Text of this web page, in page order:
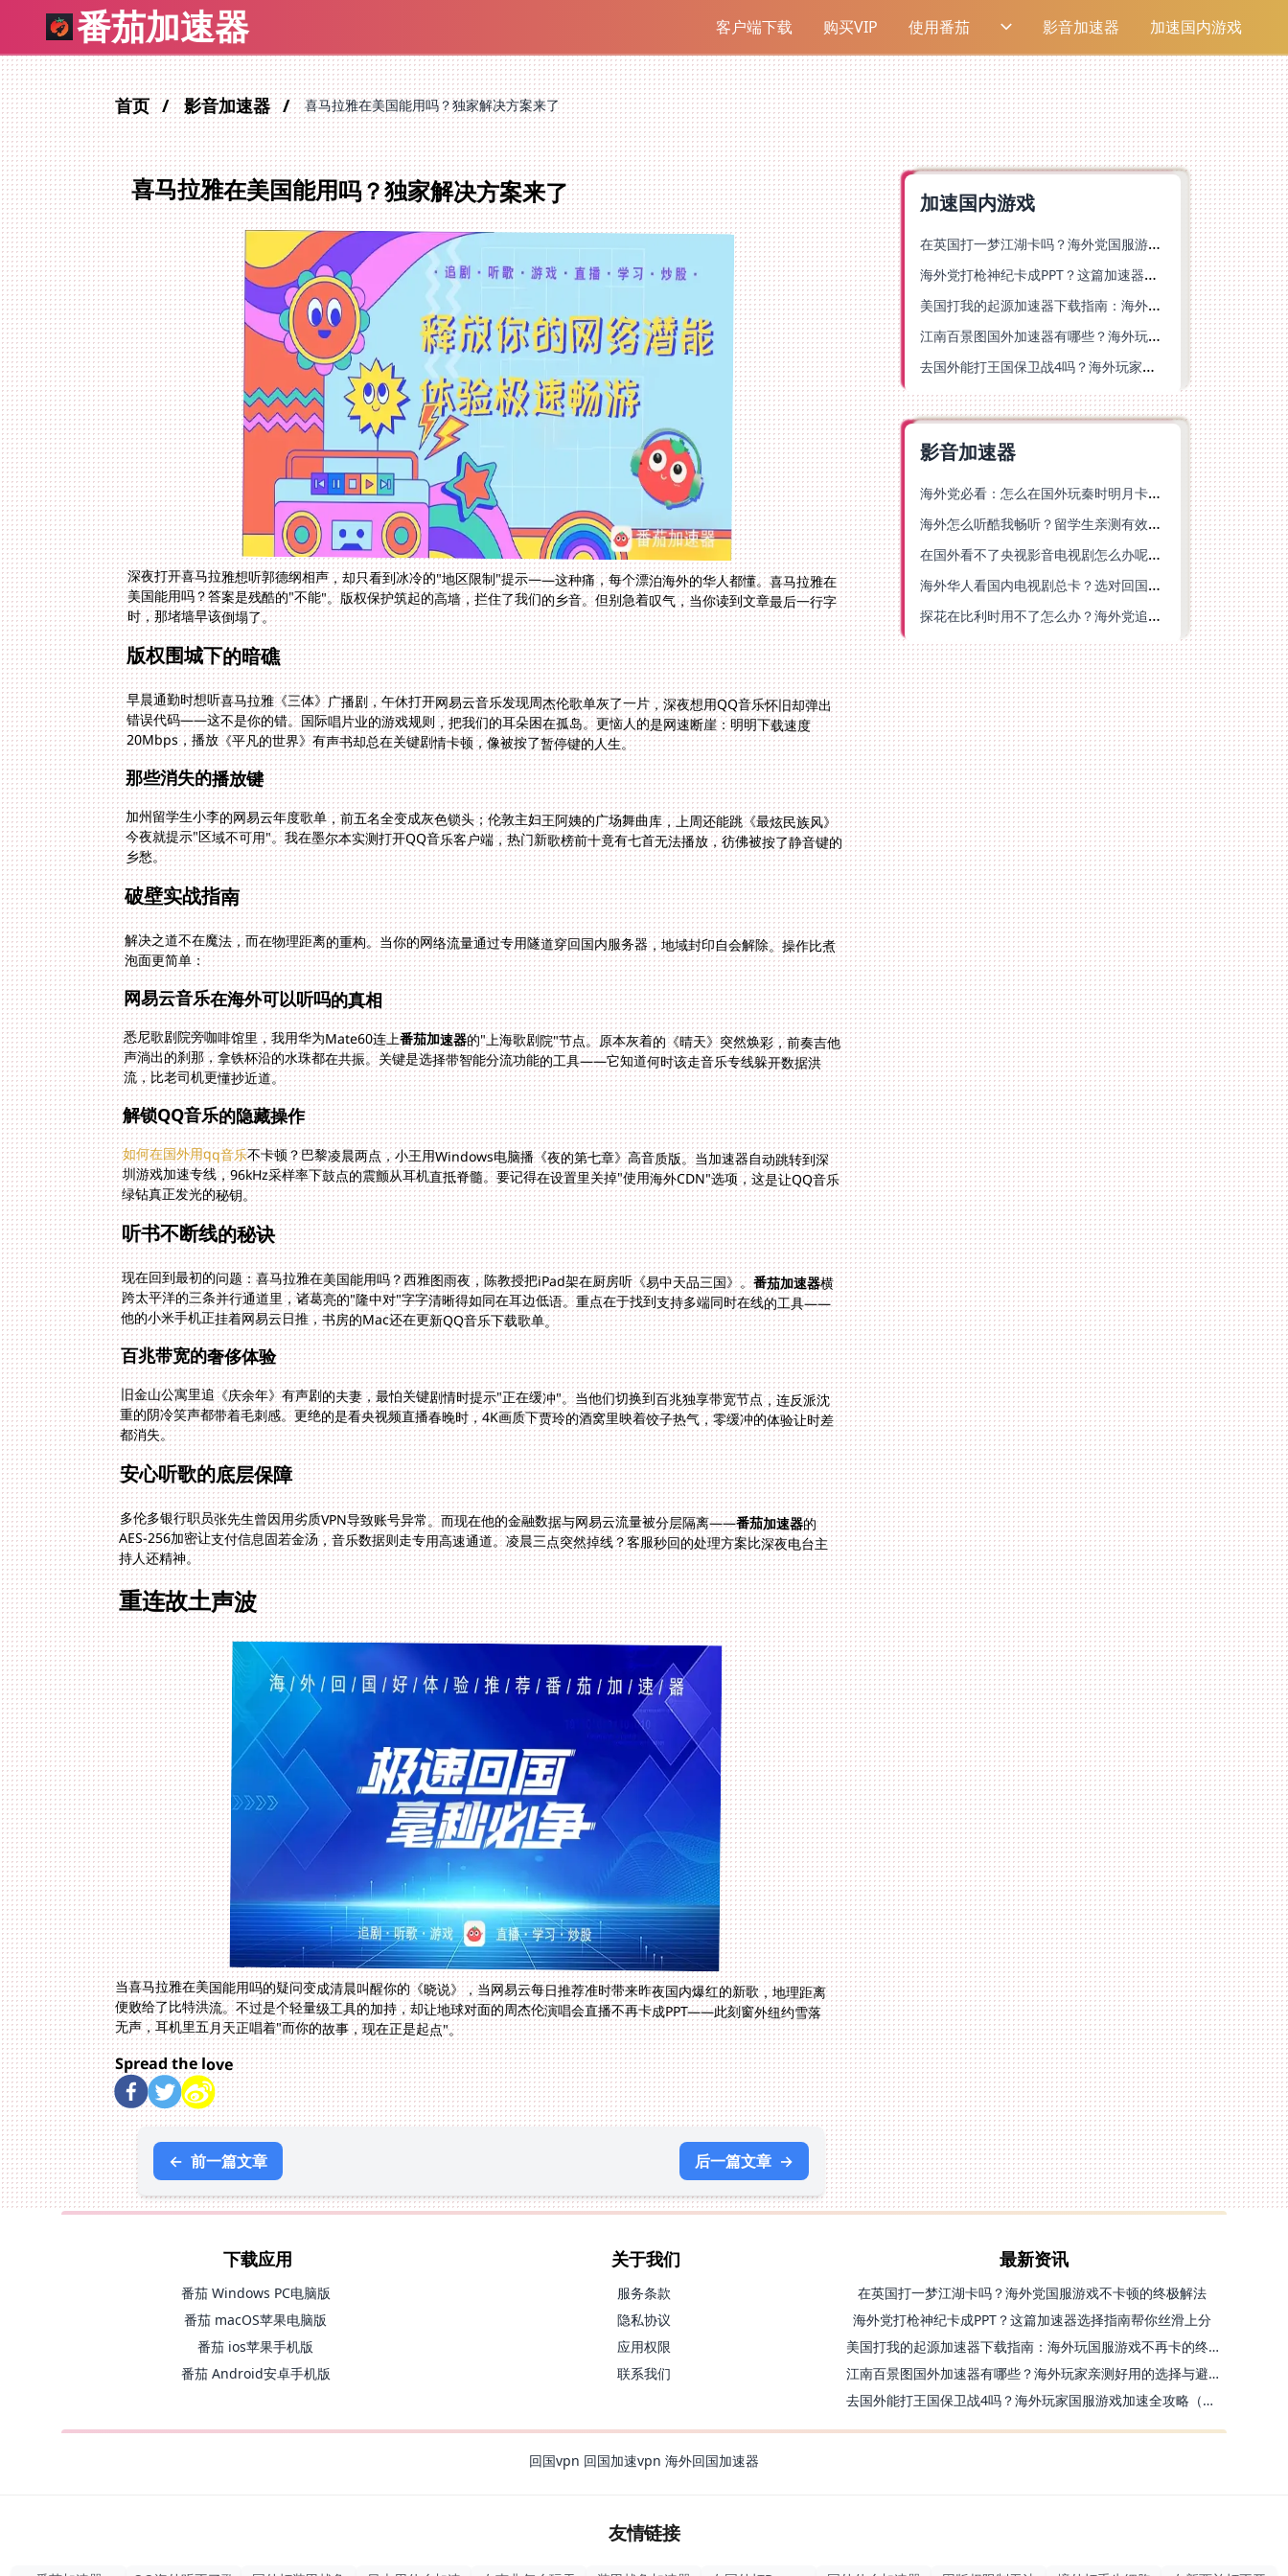
番茄加速器 客户端下载 购买VIP 使用番茄 影音加速器 加速国内游戏
首页 影音加速器 喜马拉雅在美国能用吗？独家解决方案来了
喜马拉雅在美国能用吗？独家解决方案来了
深夜打开喜马拉雅想听郭德纲相声，却只看到冰冷的"地区限制"提示——这种痛，每个漂泊海外的华人都懂。喜马拉雅在
美国能用吗？答案是残酷的"不能"。版权保护筑起的高墙，拦住了我们的乡音。但别急着叹气，当你读到文章最后一行字
时，那堵墙早该倒塌了。
版权围城下的暗礁
早晨通勤时想听喜马拉雅《三体》广播剧，午休打开网易云音乐发现周杰伦歌单灰了一片，深夜想用QQ音乐怀旧却弹出
错误代码——这不是你的错。国际唱片业的游戏规则，把我们的耳朵困在孤岛。更恼人的是网速断崖：明明下载速度
20Mbps，播放《平凡的世界》有声书却总在关键剧情卡顿，像被按了暂停键的人生。
那些消失的播放键
加州留学生小李的网易云年度歌单，前五名全变成灰色锁头；伦敦主妇王阿姨的广场舞曲库，上周还能跳《最炫民族风》
今夜就提示"区域不可用"。我在墨尔本实测打开QQ音乐客户端，热门新歌榜前十竟有七首无法播放，彷佛被按了静音键的
乡愁。
破壁实战指南
解决之道不在魔法，而在物理距离的重构。当你的网络流量通过专用隧道穿回国内服务器，地域封印自会解除。操作比煮
泡面更简单：
网易云音乐在海外可以听吗的真相
悉尼歌剧院旁咖啡馆里，我用华为Mate60连上番茄加速器的"上海歌剧院"节点。原本灰着的《晴天》突然焕彩，前奏吉他
声淌出的刹那，拿铁杯沿的水珠都在共振。关键是选择带智能分流功能的工具——它知道何时该走音乐专线躲开数据洪
流，比老司机更懂抄近道。
解锁QQ音乐的隐藏操作
如何在国外用qq音乐不卡顿？巴黎凌晨两点，小王用Windows电脑播《夜的第七章》高音质版。当加速器自动跳转到深
圳游戏加速专线，96kHz采样率下鼓点的震颤从耳机直抵脊髓。要记得在设置里关掉"使用海外CDN"选项，这是让QQ音乐
绿钻真正发光的秘钥。
听书不断线的秘诀
现在回到最初的问题：喜马拉雅在美国能用吗？西雅图雨夜，陈教授把iPad架在厨房听《易中天品三国》。番茄加速器横
跨太平洋的三条并行通道里，诸葛亮的"隆中对"字字清晰得如同在耳边低语。重点在于找到支持多端同时在线的工具——
他的小米手机正挂着网易云日推，书房的Mac还在更新QQ音乐下载歌单。
百兆带宽的奢侈体验
旧金山公寓里追《庆余年》有声剧的夫妻，最怕关键剧情时提示"正在缓冲"。当他们切换到百兆独享带宽节点，连反派沈
重的阴冷笑声都带着毛刺感。更绝的是看央视频直播春晚时，4K画质下贾玲的酒窝里映着饺子热气，零缓冲的体验让时差
都消失。
安心听歌的底层保障
多伦多银行职员张先生曾因用劣质VPN导致账号异常。而现在他的金融数据与网易云流量被分层隔离——番茄加速器的
AES-256加密让支付信息固若金汤，音乐数据则走专用高速通道。凌晨三点突然掉线？客服秒回的处理方案比深夜电台主
持人还精神。
重连故土声波
当喜马拉雅在美国能用吗的疑问变成清晨叫醒你的《晓说》，当网易云每日推荐准时带来昨夜国内爆红的新歌，地理距离
便败给了比特洪流。不过是个轻量级工具的加持，却让地球对面的周杰伦演唱会直播不再卡成PPT——此刻窗外纽约雪落
无声，耳机里五月天正唱着"而你的故事，现在正是起点"。
Spread the love
← 前一篇文章 后一篇文章 →
加速国内游戏
在英国打一梦江湖卡吗？海外党国服游戏不卡顿的终极解法
海外党打枪神纪卡成PPT？这篇加速器选择指南帮你丝滑上分
美国打我的起源加速器下载指南：海外玩国服游戏不再卡的终极方案
江南百景图国外加速器有哪些？海外玩家亲测好用的选择与避坑指南
去国外能打王国保卫战4吗？海外玩家国服游戏加速全攻略（附公主连结幻想江湖实测）
影音加速器
海外党必看：怎么在国外玩秦时明月卡牌版？附豆瓣EZCast地区限制破解法
海外怎么听酷我畅听？留学生亲测有效的华语内容解锁指南
在国外看不了央视影音电视剧怎么办呢？海外党亲测有效的回国加速方案
海外华人看国内电视剧总卡？选对回国加速器，还能解决菲律宾打不开反诈中心的问题
探花在比利时用不了怎么办？海外党追剧办事全攻略，选对加速器就够了
下载应用
番茄 Windows PC电脑版
番茄 macOS苹果电脑版
番茄 ios苹果手机版
番茄 Android安卓手机版
关于我们
服务条款
隐私协议
应用权限
联系我们
最新资讯
在英国打一梦江湖卡吗？海外党国服游戏不卡顿的终极解法
海外党打枪神纪卡成PPT？这篇加速器选择指南帮你丝滑上分
美国打我的起源加速器下载指南：海外玩国服游戏不再卡的终极方案
江南百景图国外加速器有哪些？海外玩家亲测好用的选择与避坑指南
去国外能打王国保卫战4吗？海外玩家国服游戏加速全攻略（附公主连结幻想江湖实测）
回国vpn 回国加速vpn 海外回国加速器
友情链接